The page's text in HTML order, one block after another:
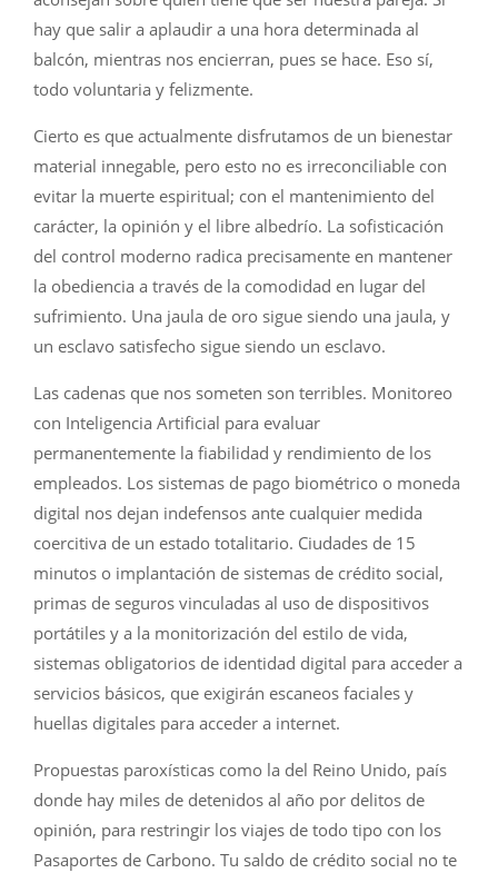
hay que salir a aplaudir a una hora determinada al
balcón, mientras nos encierran, pues se hace. Eso sí,
todo voluntaria y felizmente.
Cierto es que actualmente disfrutamos de un bienestar
material innegable, pero esto no es irreconciliable con
evitar la muerte espiritual; con el mantenimiento del
carácter, la opinión y el libre albedrío. La sofisticación
del control moderno radica precisamente en mantener
la obediencia a través de la comodidad en lugar del
sufrimiento. Una jaula de oro sigue siendo una jaula, y
un esclavo satisfecho sigue siendo un esclavo.
Las cadenas que nos someten son terribles. Monitoreo
con Inteligencia Artificial para evaluar
permanentemente la fiabilidad y rendimiento de los
empleados. Los sistemas de pago biométrico o moneda
digital nos dejan indefensos ante cualquier medida
coercitiva de un estado totalitario. Ciudades de 15
minutos o implantación de sistemas de crédito social,
primas de seguros vinculadas al uso de dispositivos
portátiles y a la monitorización del estilo de vida,
sistemas obligatorios de identidad digital para acceder a
servicios básicos, que exigirán escaneos faciales y
huellas digitales para acceder a internet.
Propuestas paroxísticas como la del Reino Unido, país
donde hay miles de detenidos al año por delitos de
opinión, para restringir los viajes de todo tipo con los
Pasaportes de Carbono. Tu saldo de crédito social no te